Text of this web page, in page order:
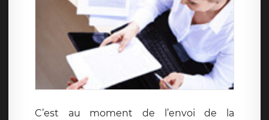
C’est au moment de l’envoi de la